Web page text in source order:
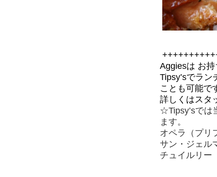
Aggiesは お
Tipsy’sでラ
ことも可能で
詳しくはスタ
☆Tipsy’sでは
ます。
オペラ（プリ
サン・ジェル
チュイルリー